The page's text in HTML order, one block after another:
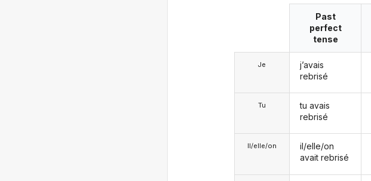
Je
Tu
Il/elle/on
Past
perfect
tense
j’avais
rebrisé
tu avais
rebrisé
il/elle/on
avait rebrisé